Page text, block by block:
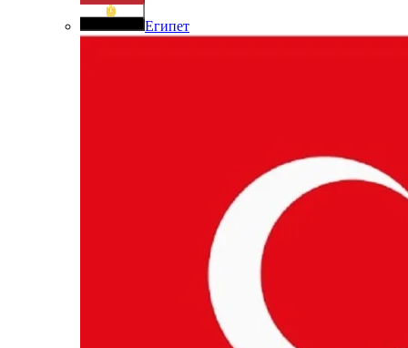
Египет